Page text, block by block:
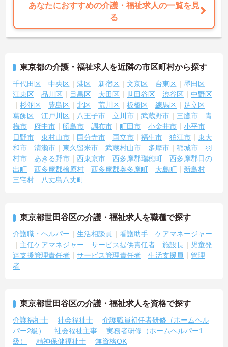
あなたにおすすめの介護・福祉求人の一覧を見
る
東京都の介護・福祉求人を近隣の市区町村から探す
千代田区 中央区 港区 新宿区 文京区 台東区
墨田区
江東区
品川区 目黒区 大田区 世田谷区 渋谷区
中野区
杉並区
豊島区 北区 荒川区 板橋区 練馬区
足立区
葛飾区
江戸川区 八王子市 立川市 武蔵野市 三鷹市
青
梅市
府中市 昭島市 調布市 町田市 小金井市
小平市
日野市
東村山市 国分寺市 国立市 福生市 狛江市
東大
和市
清瀬市 東久留米市 武蔵村山市 多摩市 稲城市
羽
村市
あきる野市 西東京市 西多摩郡瑞穂町
西多摩郡日の
出町
西多摩郡檜原村 西多摩郡奥多摩町 大島町
新島村
三宅村
八丈島八丈町
東京都世田谷区の介護・福祉求人を職種で探す
介護職・ヘルパー 生活相談員 看護助手
ケアマネージャー
主任ケアマネジャー
サービス提供責任者 施設長
児童発
達支援管理責任者
サービス管理責任者 生活支援員
管理
者
東京都世田谷区の介護・福祉求人を資格で探す
介護福祉士 社会福祉士
介護職員初任者研修（ホームヘル
パー2級）
社会福祉主事
実務者研修（ホームヘルパー1
級）
精神保健福祉士 無資格OK